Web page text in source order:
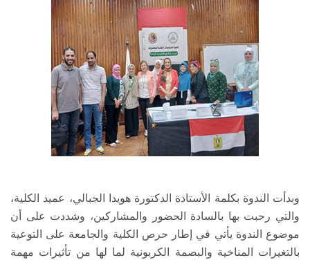
وبدأت الندوة بكلمة الأستاذة الدكتورة هويدا الجبالي، عميد الكلية،
والتي رحبت بها بالسادة الحضور والمشاركين، وشددت على أن
موضوع الندوة يأتي في إطار حرص الكلية والجامعة على التوعية
بالتغيرات المناخية والبصمة الكربونية لما لها من تأثيرات مهمة